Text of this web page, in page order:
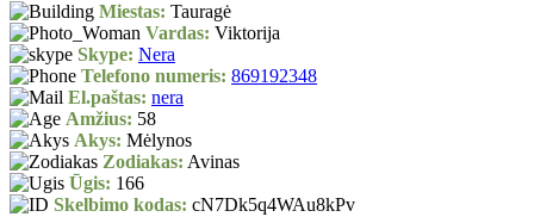
Miestas: Tauragė
Vardas: Viktorija
Skype: Nera
Telefono numeris: 869192348
El.paštas: nera
Amžius: 58
Akys: Mėlynos
Zodiakas: Avinas
Ūgis: 166
Skelbimo kodas: cN7Dk5q4WAu8kPv